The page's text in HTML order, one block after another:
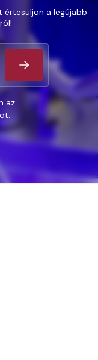
értesüljön a legújabb
az
.